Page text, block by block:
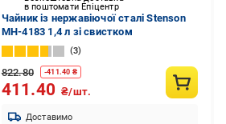
в поштомати Епіцентр
Чайник із нержавіючої сталі Stenson
MH-4183 1,4 л зі свистком
3
822.80 -411.40 ₴
411.40 ₴/шт.
Доставимо